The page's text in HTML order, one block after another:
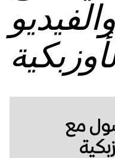
مع